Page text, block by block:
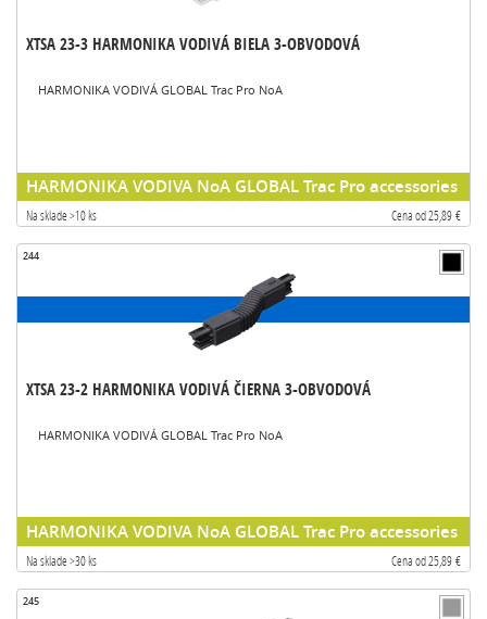
XTSA 23-3 HARMONIKA VODIVÁ BIELA 3-OBVODOVÁ
HARMONIKA VODIVÁ GLOBAL Trac Pro NoA
HARMONIKA VODIVA NoA GLOBAL Trac Pro accessories
Na sklade >10 ks Cena od 25,89 €
244
XTSA 23-2 HARMONIKA VODIVÁ ČIERNA 3-OBVODOVÁ
HARMONIKA VODIVÁ GLOBAL Trac Pro NoA
HARMONIKA VODIVA NoA GLOBAL Trac Pro accessories
Na sklade >30 ks Cena od 25,89 €
245